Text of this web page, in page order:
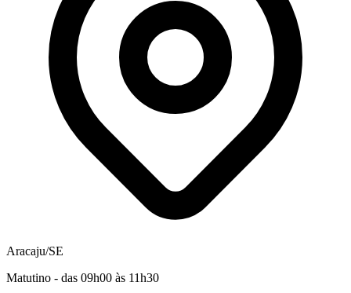
Aracaju/SE
Matutino - das 09h00 às 11h30